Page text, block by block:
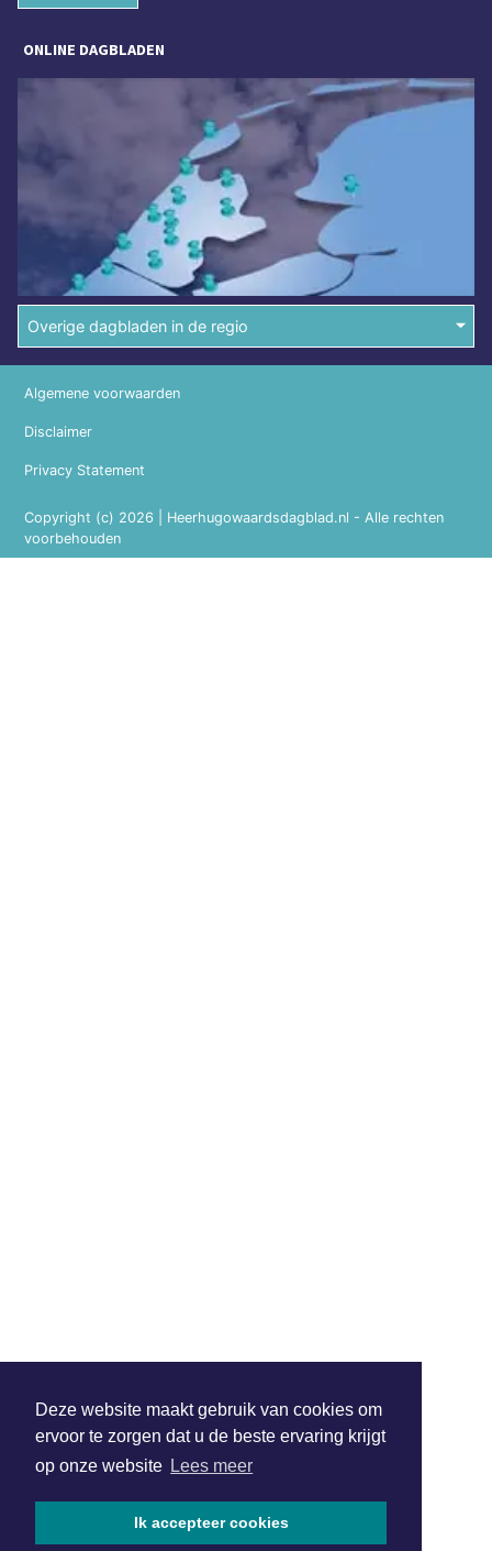
Deze website maakt gebruik van cookies om
ervoor te zorgen dat u de beste ervaring krijgt
op onze website Lees meer
Ik accepteer cookies
ONLINE DAGBLADEN
Overige dagbladen in de regio
Copyright (c) 2026 | Heerhugowaardsdagblad.nl - Alle rechten
voorbehouden
Algemene voorwaarden
Disclaimer
Privacy Statement